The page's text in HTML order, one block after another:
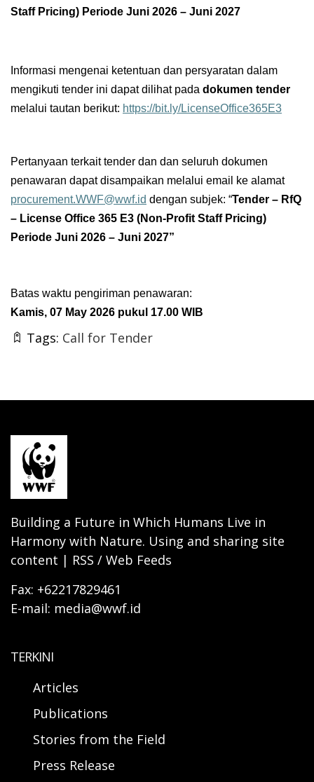
Staff Pricing) Periode Juni 2026 – Juni 2027
Informasi mengenai ketentuan dan persyaratan dalam
mengikuti tender ini dapat dilihat pada dokumen tender
melalui tautan berikut: https://bit.ly/LicenseOffice365E3
Pertanyaan terkait tender dan dan seluruh dokumen
penawaran dapat disampaikan melalui email ke alamat
procurement.WWF@wwf.id dengan subjek: “Tender – RfQ
– License Office 365 E3 (Non-Profit Staff Pricing)
Periode Juni 2026 – Juni 2027”
Batas waktu pengiriman penawaran:
Kamis, 07 May 2026 pukul 17.00 WIB
Tags: Call for Tender
Building a Future in Which Humans Live in
Harmony with Nature. Using and sharing site
content | RSS / Web Feeds
Fax: +62217829461
E-mail: media@wwf.id
TERKINI
Articles
Publications
Stories from the Field
Press Release